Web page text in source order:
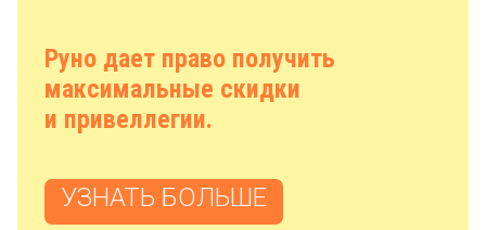
Руно дает право получить
максимальные скидки
и привеллегии.
УЗНАТЬ БОЛЬШЕ